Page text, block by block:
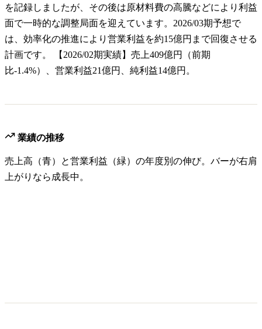
を記録しましたが、その後は原材料費の高騰などにより利益
面で一時的な調整局面を迎えています。2026/03期予想で
は、効率化の推進により営業利益を約15億円まで回復させる
計画です。 【2026/02期実績】売上409億円（前期
比-1.4%）、営業利益21億円、純利益14億円。
業績の推移
売上高（青）と営業利益（緑）の年度別の伸び。バーが右肩
上がりなら成長中。